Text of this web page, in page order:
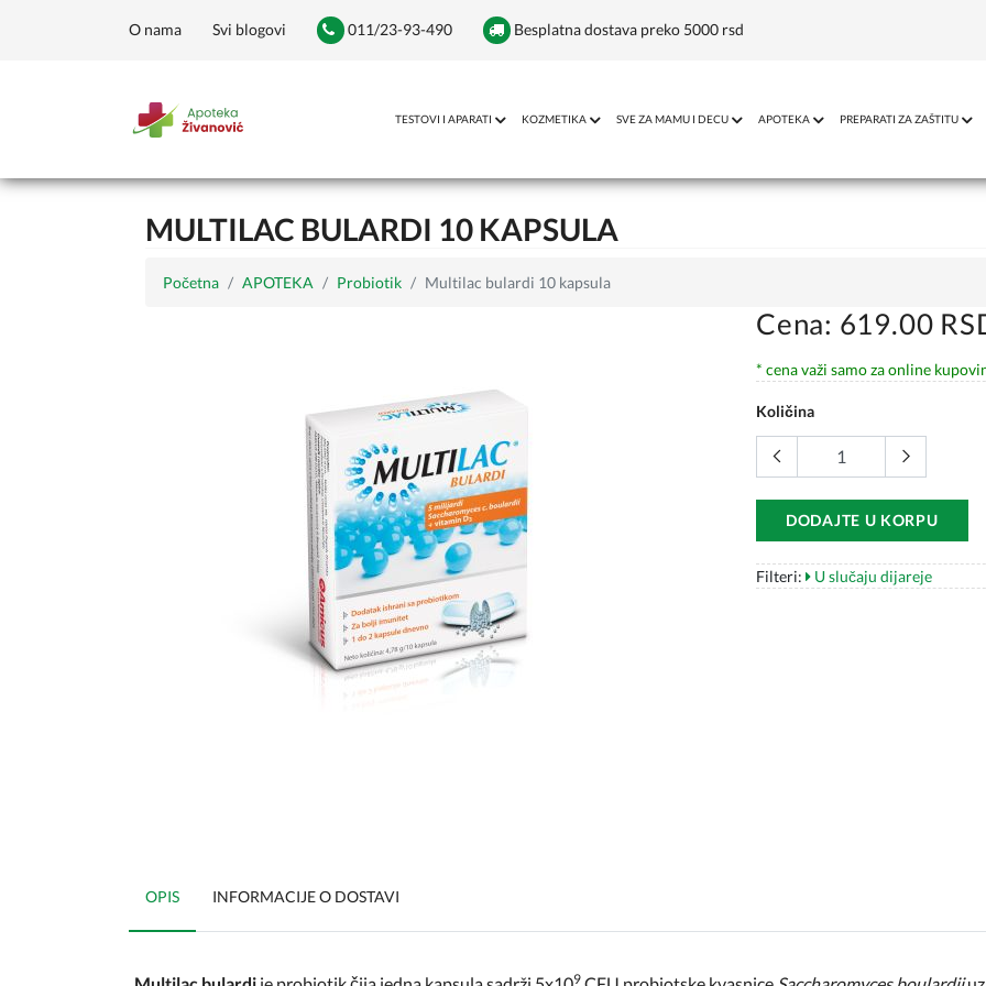
O nama Svi blogovi 011/23-93-490 Besplatna dostava preko 5000 rsd
TESTOVI I APARATI KOZMETIKA SVE ZA MAMU I DECU APOTEKA PREPARATI ZA ZAŠTITU
MULTILAC BULARDI 10 KAPSULA
Početna APOTEKA Probiotik Multilac bulardi 10 kapsula
Cena: 619.00
* cena važi samo za online
Količina
DODAJTE U KORPU
Filteri: U slučaju dijareje
OPIS INFORMACIJE O DOSTAVI
9